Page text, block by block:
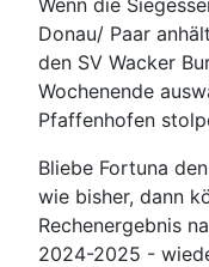
Wenn die
Donau/ Paar
den SV Wacker
Wochenende
Pfaffenhofen
Bliebe Fortuna
wie bisher, dann
Rechenergebnis
2024-2025 -